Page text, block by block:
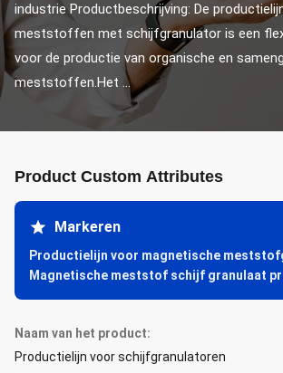
industrie Productbeschrijving: De
meststoffen met schijfgranulator is een
voor de productie van organische en
meststoffen.Het ...
Product Custom Attributes
Markeren
Productielijn voor magnetische
Magnetische meststof schijf granulaat
Naam van het product:
Productielijn voor schijfgranulatoren